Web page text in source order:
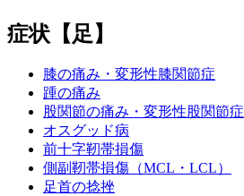
症状【足】
膝の痛み・変形性膝関節症
踵の痛み
股関節の痛み・変形性股関節症
オスグッド病
前十字靭帯損傷
側副靭帯損傷（MCL・LCL）
足首の捻挫